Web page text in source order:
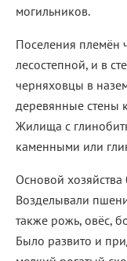
могильников.
Поселения племён
лесостепной, и в
черняховцы в
деревянные стены
Жилища с
каменными или
Основой
Возделывали
также рожь, овёс,
Было развито и